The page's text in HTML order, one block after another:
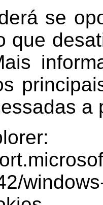
se
que